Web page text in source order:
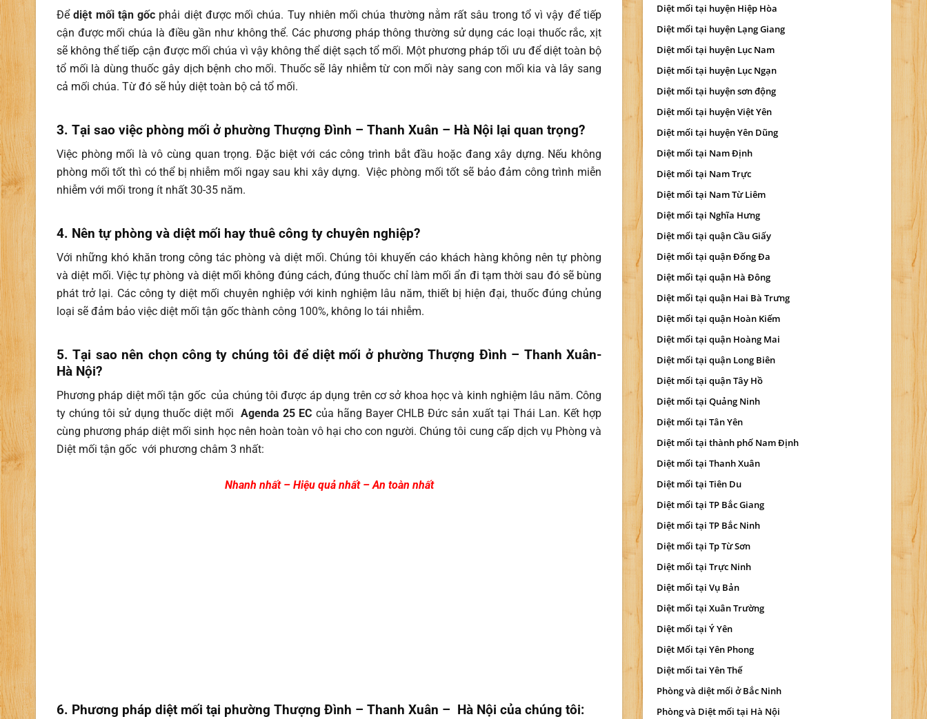
Đểdiệt mối tận gốc phải diệt được mối chúa. Tuy nhiên mối chúa thường nằm rất sâu trong tổ vì vậy để tiếp
cận được mối chúa là điều gần như không thể. Các phương pháp thông thường sử dụng các loại thuốc rắc, xịt
sẽ không thể tiếp cận được mối chúa vì vậy không thể diệt sạch tổ mối. Một phương pháp tối ưu để diệt toàn bộ
tổ mối là dùng thuốc gây dịch bệnh cho mối. Thuốc sẽ lây nhiễm từ con mối này sang con mối kia và lây sang
cả mối chúa. Từ đó sẽ hủy diệt toàn bộ cả tổ mối.
3. Tại sao việc phòng mối ở phường Thượng Đình – Thanh Xuân – Hà Nội lại quan trọng?
Việc phòng mối là vô cùng quan trọng. Đặc biệt với các công trình bắt đầu hoặc đang xây dựng. Nếu không
phòng mối tốt thì có thể bị nhiễm mối ngay sau khi xây dựng. Việc phòng mối tốt sẽ bảo đảm công trình miễn
nhiễm với mối trong ít nhất 30-35 năm.
4. Nên tự phòng và diệt mối hay thuê công ty chuyên nghiệp?
Với những khó khăn trong công tác phòng và diệt mối. Chúng tôi khuyến cáo khách hàng không nên tự phòng
và diệt mối. Việc tự phòng và diệt mối không đúng cách, đúng thuốc chỉ làm mối ẩn đi tạm thời sau đó sẽ bùng
phát trở lại. Các công ty diệt mối chuyên nghiệp với kinh nghiệm lâu năm, thiết bị hiện đại, thuốc đúng chủng
loại sẽ đảm bảo việc diệt mối tận gốc thành công 100%, không lo tái nhiễm.
5. Tại sao nên chọn công ty chúng tôi để diệt mối ở phường Thượng Đình – Thanh Xuân-
Hà Nội?
Phương pháp diệt mối tận gốc của chúng tôi được áp dụng trên cơ sở khoa học và kinh nghiệm lâu năm. Công
ty chúng tôi sử dụng thuốc diệt mốiAgenda 25 EC của hãng Bayer CHLB Đức sản xuất tại Thái Lan. Kết hợp
cùng phương pháp diệt mối sinh học nên hoàn toàn vô hại cho con người. Chúng tôi cung cấp dịch vụ Phòng và
Diệt mối tận gốc với phương châm 3 nhất:
Nhanh nhất – Hiệu quả nhất – An toàn nhất
6. Phương pháp diệt mối tại phường Thượng Đình – Thanh Xuân – Hà Nội của chúng tôi:
Diệt mối tại huyện Hiệp Hòa
Diệt mối tại huyện Lạng Giang
Diệt mối tại huyện Lục Nam
Diệt mối tại huyện Lục Ngạn
Diệt mối tại huyện sơn động
Diệt mối tại huyện Việt Yên
Diệt mối tại huyện Yên Dũng
Diệt mối tại Nam Định
Diệt mối tại Nam Trực
Diệt mối tại Nam Từ Liêm
Diệt mối tại Nghĩa Hưng
Diệt mối tại quận Cầu Giấy
Diệt mối tại quận Đống Đa
Diệt mối tại quận Hà Đông
Diệt mối tại quận Hai Bà Trưng
Diệt mối tại quận Hoàn Kiếm
Diệt mối tại quận Hoàng Mai
Diệt mối tại quận Long Biên
Diệt mối tại quận Tây Hồ
Diệt mối tại Quảng Ninh
Diệt mối tại Tân Yên
Diệt mối tại thành phố Nam Định
Diệt mối tại Thanh Xuân
Diệt mối tại Tiên Du
Diệt mối tại TP Bắc Giang
Diệt mối tại TP Bắc Ninh
Diệt mối tại Tp Từ Sơn
Diệt mối tại Trực Ninh
Diệt mối tại Vụ Bản
Diệt mối tại Xuân Trường
Diệt mối tại Ý Yên
Diệt Mối tại Yên Phong
Diệt mối tai Yên Thế
Phòng và diệt mối ở Bắc Ninh
Phòng và Diệt mối tại Hà Nội